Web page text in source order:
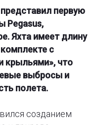
первую
Pegasus,
Яхта имеет длину
с
что
выбросы и
полета.
созданием